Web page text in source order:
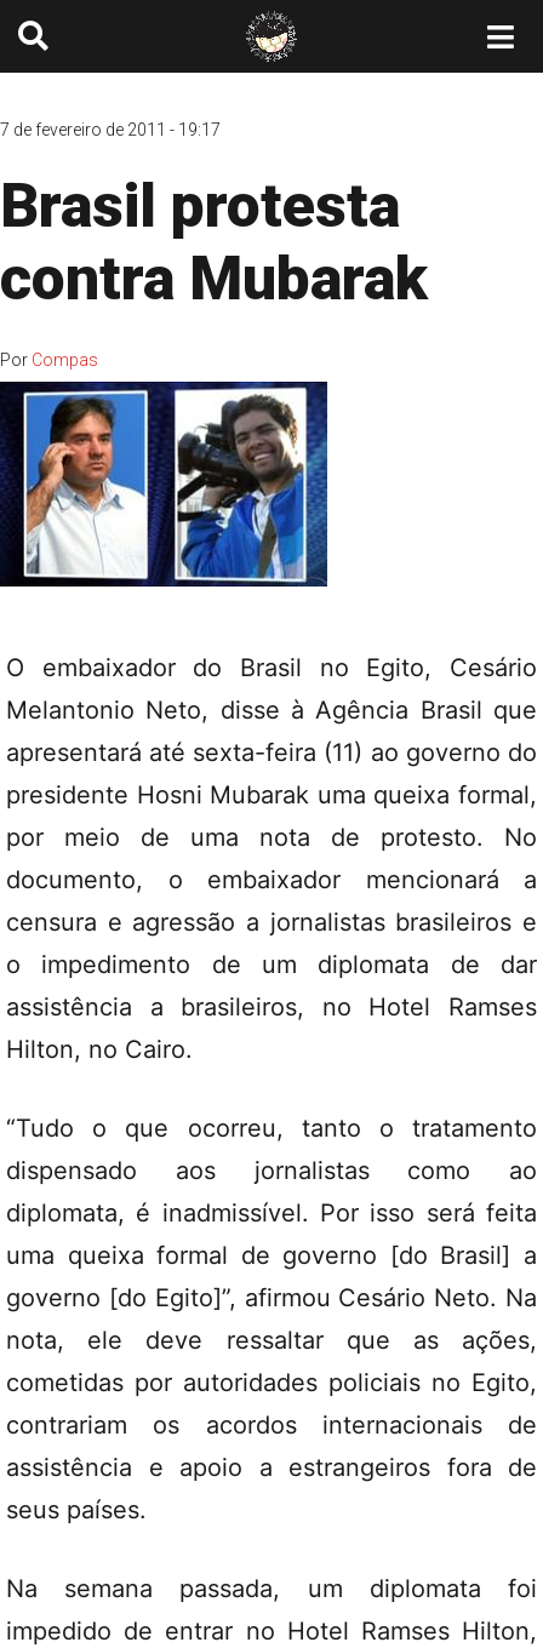
7 de fevereiro de 2011 - 19:17
Brasil protesta
contra Mubarak
Por Compas
O embaixador do Brasil no Egito, Cesário
Melantonio Neto, disse à Agência Brasil que
apresentará até sexta-feira (11) ao governo do
presidente Hosni Mubarak uma queixa formal,
por meio de uma nota de protesto. No
documento, o embaixador mencionará a
censura e agressão a jornalistas brasileiros e
o impedimento de um diplomata de dar
assistência a brasileiros, no Hotel Ramses
Hilton, no Cairo.
“Tudo o que ocorreu, tanto o tratamento
dispensado aos jornalistas como ao
diplomata, é inadmissível. Por isso será feita
uma queixa formal de governo [do Brasil] a
governo [do Egito]”, afirmou Cesário Neto. Na
nota, ele deve ressaltar que as ações,
cometidas por autoridades policiais no Egito,
contrariam os acordos internacionais de
assistência e apoio a estrangeiros fora de
seus países.
Na semana passada, um diplomata foi
impedido de entrar no Hotel Ramses Hilton,